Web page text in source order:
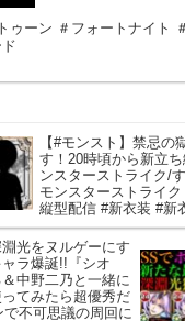
ゥーン ＃フォートナイト
【#モンスト】禁忌の
す！20時頃から新立
ンスターストライク/
モンスターストライ
縦型配信 #新衣装 #新
淵光をヌルゲーにす
ラ爆誕!!『シオ
中野二乃と一緒に
ってみたら超優秀だ
不可思議の周回に